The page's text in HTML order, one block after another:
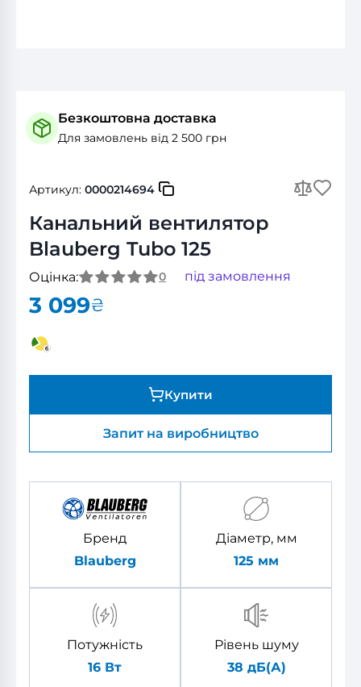
Безкоштовна доставка
Для замовлень від 2 500 грн
Артикул: 0000214694
Канальний вентилятор
Blauberg Tubo 125
Оцінка: 0 під замовлення
3 099₴
Купити
Запит на виробництво
Бренд
Blauberg
Діаметр, мм
125 мм
Потужність
16 Вт
Рівень шуму
38 дБ(А)